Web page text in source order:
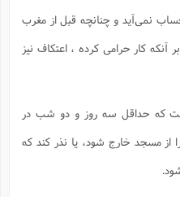
نمى‌آید و چنانچه قبل از مغرب
آنکه کار حرامى کرده ، اعتکاف نیز
که حداقل سه روز و دو شب در
از مسجد خارج شود، یا نذر کند که